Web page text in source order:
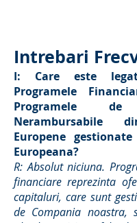
Intrebari
I: Care este
Programele
Programele de
Nerambursabile
Europene
Europeana?
R: Absolut niciuna.
financiare reprezinta
capitaluri, care sunt
de Compania noastra,